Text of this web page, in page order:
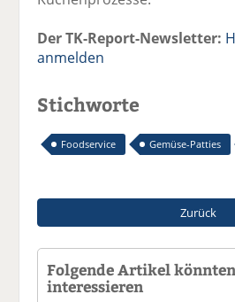
Der TK-Report-Newsletter:
anmelden
Stichworte
Foodservice Gemüse-Patties
Zurück
Folgende Artikel
interessieren